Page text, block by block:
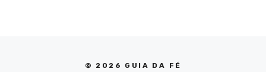
© 2026 GUIA DA FÉ